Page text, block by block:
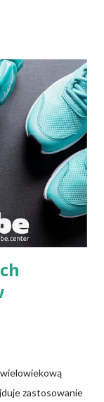
zastosowanie